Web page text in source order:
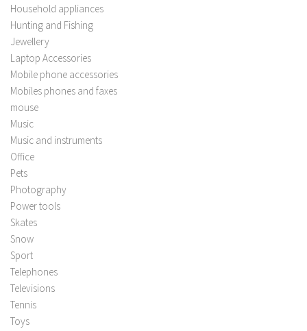
Household appliances
Hunting and Fishing
Jewellery
Laptop Accessories
Mobile phone accessories
Mobiles phones and faxes
mouse
Music
Music and instruments
Office
Pets
Photography
Power tools
Skates
Snow
Sport
Telephones
Televisions
Tennis
Toys